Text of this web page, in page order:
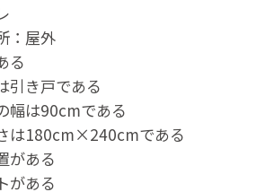
：屋外
る
引き戸である
幅は90cmである
は180cm×240cmである
がある
がある